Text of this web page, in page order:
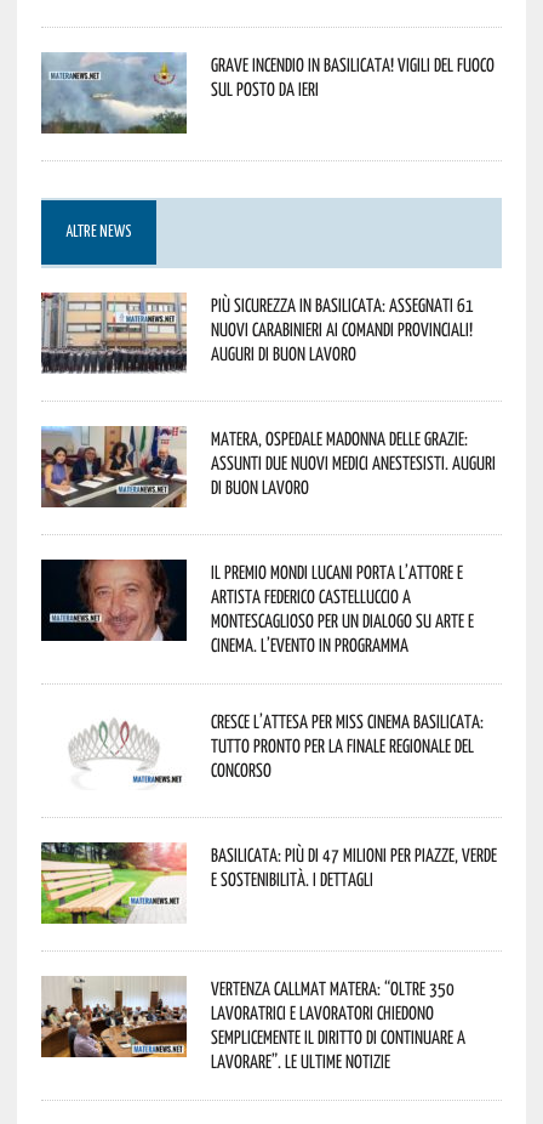
Grave incendio in Basilicata! Vigili del fuoco
sul posto da ieri
ALTRE NEWS
Più sicurezza in Basilicata: assegnati 61
nuovi Carabinieri ai Comandi provinciali!
Auguri di buon lavoro
Matera, Ospedale Madonna delle Grazie:
assunti due nuovi medici anestesisti. Auguri
di buon lavoro
Il Premio Mondi Lucani porta l’attore e
artista Federico Castelluccio a
Montescaglioso per un dialogo su arte e
cinema. L’evento in programma
Cresce l’attesa per Miss Cinema Basilicata:
tutto pronto per la finale regionale del
concorso
Basilicata: più di 47 milioni per piazze, verde
e sostenibilità. I dettagli
Vertenza CallMat Matera: “Oltre 350
lavoratrici e lavoratori chiedono
semplicemente il diritto di continuare a
lavorare”. Le ultime notizie